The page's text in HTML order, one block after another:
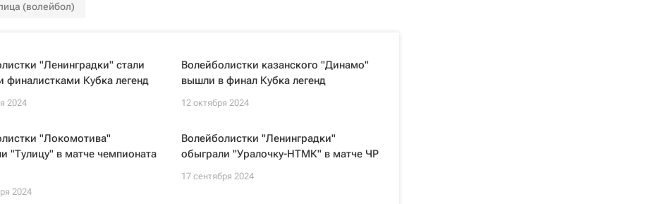
(волейбол)
"Ленинградки" стали
финалистками Кубка легенд
2024
Волейболистки казанского "Динамо"
вышли в финал Кубка легенд
12 октября 2024
"Локомотива"
"Тулицу" в матче чемпионата
2024
Волейболистки "Ленинградки"
обыграли "Уралочку-НТМК" в матче ЧР
17 сентября 2024